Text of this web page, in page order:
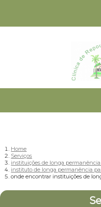
Home
Serviços
instituições de longa permanência
instituto de longa permanência
onde encontrar instituições de